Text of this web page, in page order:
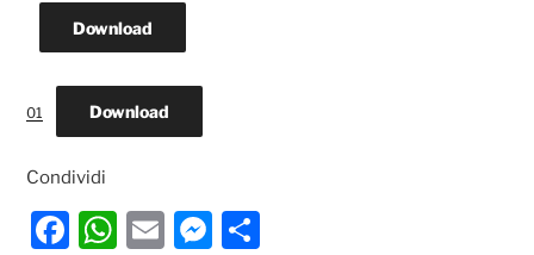
Download
01 Download
Condividi
F
W E
M